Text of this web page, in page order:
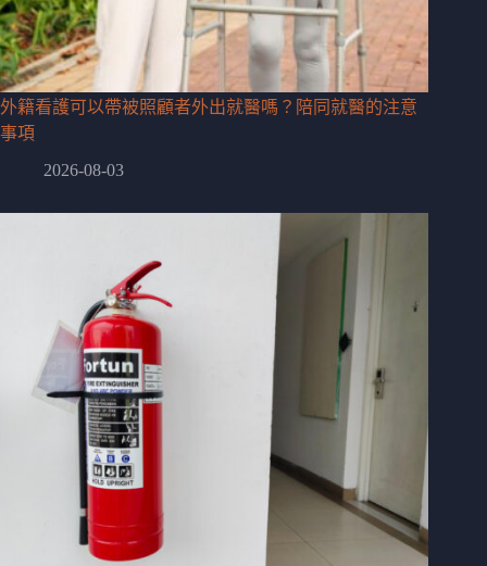
外籍看護可以帶被照顧者外出就醫嗎？陪同就醫的注意
事項
2026-08-03